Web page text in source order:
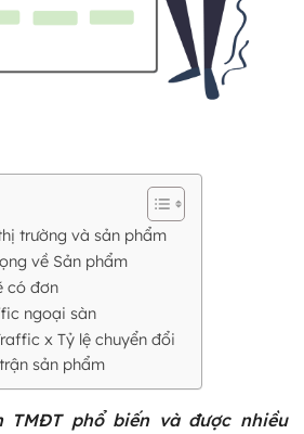
trường và sản phẩm
về Sản phẩm
có đơn
ngoại sàn
x Tỷ lệ chuyển đổi
sản phẩm
TMĐT phổ biến và được nhiều